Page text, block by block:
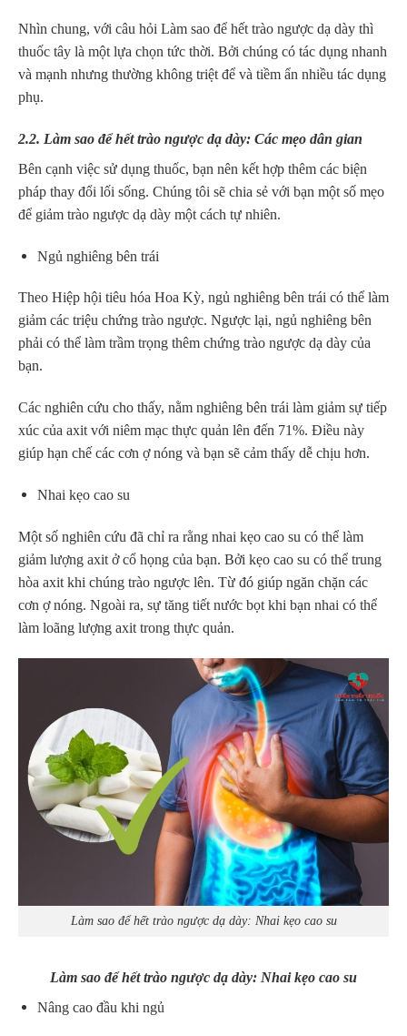
Nhìn chung, với câu hỏi Làm sao để hết trào ngược dạ dày thì
thuốc tây là một lựa chọn tức thời. Bởi chúng có tác dụng nhanh
và mạnh nhưng thường không triệt để và tiềm ẩn nhiều tác dụng
phụ.
2.2. Làm sao để hết trào ngược dạ dày: Các mẹo dân gian
Bên cạnh việc sử dụng thuốc, bạn nên kết hợp thêm các biện
pháp thay đổi lối sống. Chúng tôi sẽ chia sẻ với bạn một số mẹo
để giảm trào ngược dạ dày một cách tự nhiên.
Ngủ nghiêng bên trái
Theo Hiệp hội tiêu hóa Hoa Kỳ, ngủ nghiêng bên trái có thể làm
giảm các triệu chứng trào ngược. Ngược lại, ngủ nghiêng bên
phải có thể làm trầm trọng thêm chứng trào ngược dạ dày của
bạn.
Các nghiên cứu cho thấy, nằm nghiêng bên trái làm giảm sự tiếp
xúc của axit với niêm mạc thực quản lên đến 71%. Điều này
giúp hạn chế các cơn ợ nóng và bạn sẽ cảm thấy dễ chịu hơn.
Nhai kẹo cao su
Một số nghiên cứu đã chỉ ra rằng nhai kẹo cao su có thể làm
giảm lượng axit ở cổ họng của bạn. Bởi kẹo cao su có thể trung
hòa axit khi chúng trào ngược lên. Từ đó giúp ngăn chặn các
cơn ợ nóng. Ngoài ra, sự tăng tiết nước bọt khi bạn nhai có thể
làm loãng lượng axit trong thực quản.
Làm sao để hết trào ngược dạ dày: Nhai kẹo cao su
Làm sao để hết trào ngược dạ dày: Nhai kẹo cao su
Nâng cao đầu khi ngủ